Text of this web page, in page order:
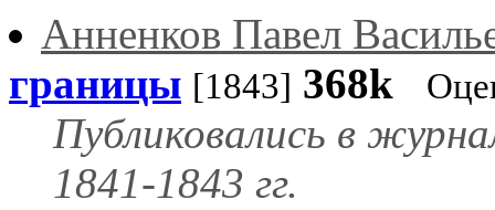
Анненков Павел
границы [1843] 368k
Публиковались в
1841-1843 гг.